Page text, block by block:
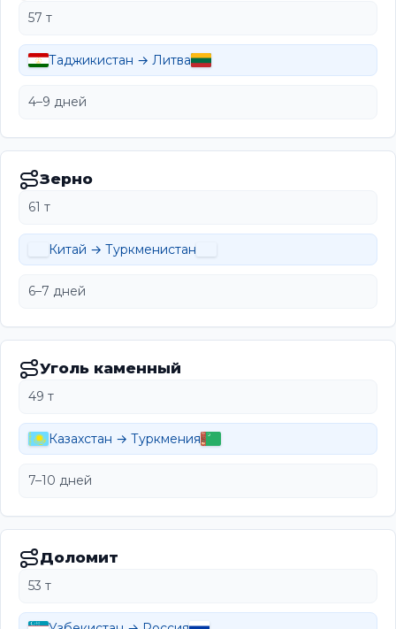
57 т
Таджикистан → Литва
4–9 дней
Зерно
61 т
Китай → Туркменистан
6–7 дней
Уголь каменный
49 т
Казахстан → Туркмения
7–10 дней
Доломит
53 т